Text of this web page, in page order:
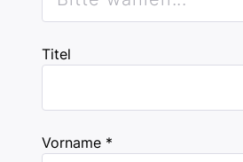
Titel
Vorname *